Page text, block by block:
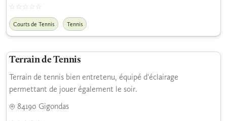
Courts de Tennis Tennis
Terrain de Tennis
Terrain de tennis bien entretenu, équipé d'éclairage
permettant de jouer également le soir.
84190 Gigondas